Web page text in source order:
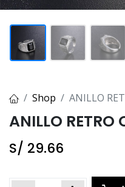
Shop ANILLO
ANILLO RETRO
S/ 29.66